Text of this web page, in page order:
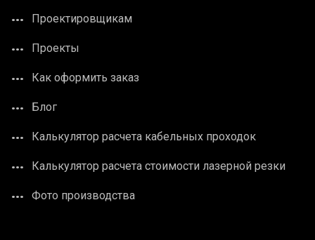
Проектировщикам
Проекты
Как оформить заказ
Блог
Калькулятор расчета кабельных проходок
Калькулятор расчета стоимости лазерной резки
Фото производства